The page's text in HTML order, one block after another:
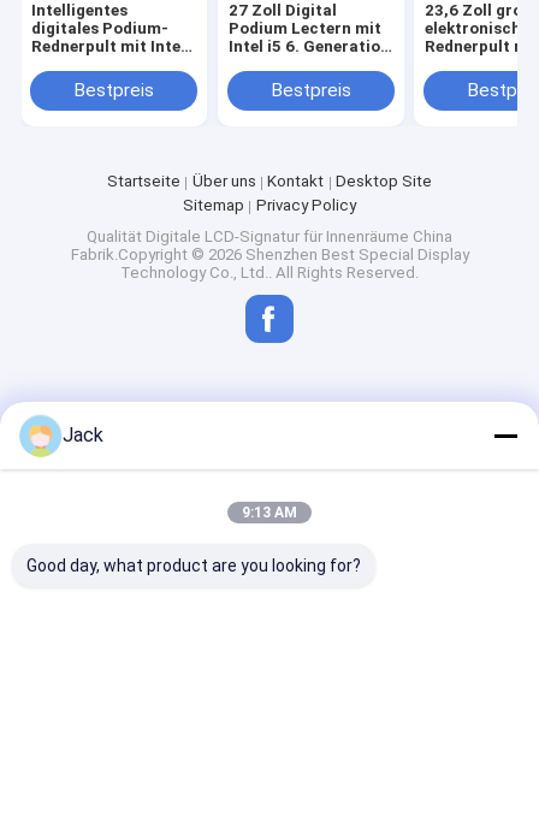
Intelligentes
digitales Podium-
Rednerpult mit Intel
Display und 350
Cd/m² Helligkeit für
Bestpreis
27 Zoll Digital
Podium Lectern mit
Intel i5 6. Generation
Helligkeit für
intelligente
Bestpreis
23,6 Zoll
elektronisches
Rednerpult
Cd/m²
interaktiven
Startseite Über uns Kontakt
Desktop Site
Sitemap
Privacy Policy
Qualität Digitale LCD-Signatur für Innenräume China
Fabrik.Copyright © 2026 Shenzhen Best Special Display
Technology Co., Ltd.. All Rights Reserved.
Jack
9:13 AM
Good day, what product are you looking for?